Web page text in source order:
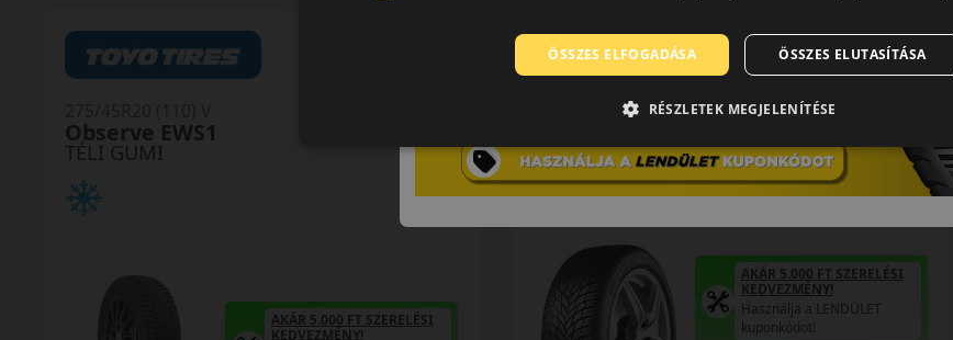
TÉLI GUMI
Observe EWS1
AKÁR 5.000 FT SZERELÉSI
KEDVEZMÉNY!
0 értékelés
TÉLI GUMI
275/45R20 (110) V
AKÁR 5.000 FT SZERELÉSI
KEDVEZMÉNY!
Használja a LENDÜLET
kuponkódot!
ÖSSZES ELFOGADÁSA ÖSSZES ELUTASÍTÁSA
RÉSZLETEK MEGJELENÍTÉSE